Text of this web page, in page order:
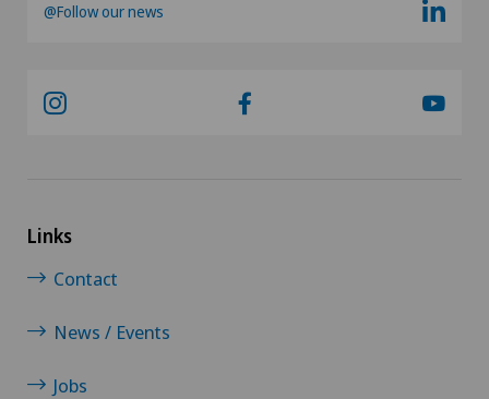
@Follow our news
Links
Contact
News / Events
Jobs